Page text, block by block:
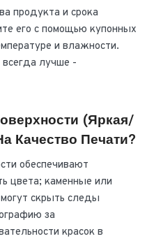
продукта и срока
его с помощью купонных
и влажности.
лучше -
(яркая/
Качество Печати?
обеспечивают
цвета; каменные или
скрыть следы
за
красок в